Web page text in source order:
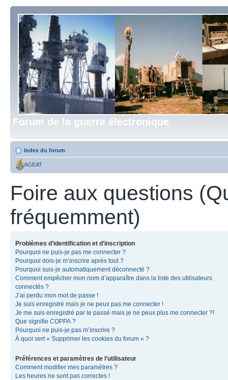
Forum de la guerre électronique
Index du forum
AGEAT
Foire aux questions
fréquemment)
Problèmes d’identification et d’inscription
Pourquoi ne puis-je pas me connecter ?
Pourquoi dois-je m’inscrire après tout ?
Pourquoi suis-je automatiquement déconnecté ?
Comment empêcher mon nom d’apparaître dans la liste des utilisateurs
connectés ?
J’ai perdu mon mot de passe !
Je suis enregistré mais je ne peux pas me connecter !
Je me suis enregistré par le passé mais je ne peux plus me connecter ?!
Que signifie COPPA ?
Pourquoi ne puis-je pas m’inscrire ?
À quoi sert « Supprimer les cookies du forum » ?
Préférences et paramètres de l’utilisateur
Comment modifier mes paramètres ?
Les heures ne sont pas correctes !